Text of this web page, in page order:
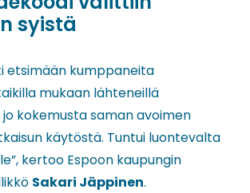
syistä
etsimään kumppaneita
mukaan lähteneillä
jo kokemusta saman avoimen
käytöstä. Tuntui luontevalta
kertoo Espoon kaupungin
Sakari Jäppinen.